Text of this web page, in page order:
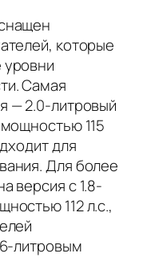
которые
Самая
— 2.0-литровый
115
для
Для более
версия с 1.8-
112 л.с.,
литровым